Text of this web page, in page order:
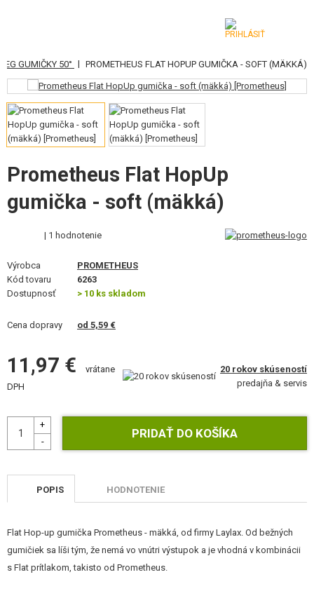
KATEGÓRIE
AIRSOFTOVÉ ZBRANE
VZDUCHOVÉ ZBRANE, PRAKY
GRANÁTOMETY, GRANÁTY
GULIČKY, PLYN
OKULIARE, MASKY
VÝSTROJ, UNIFORMY, PÚZDRA
VYSIELAČKY, HEADSETY, KAMERY
DOPLNKY K ZBRANIAM, POPRUHY
NÁHRADNÉ DIELY ZBRANÍ, UPGRADE
OUTDOOR A BUSHCRAFT
GUMIČKY 50° | PROMETHEUS FLAT HOPUP GUMIČKA - SOFT (MÄKKÁ)
Prometheus Flat HopUp
gumička - soft (mäkká)
| 1 hodnotenie
Výrobca
PROMETHEUS
Kód tovaru
6263
Dostupnosť
> 10 ks skladom
Cena dopravy od 5,59 €
11,97 €
vrátane
DPH
20 rokov skúseností
predajňa & servis
POPIS HODNOTENIE
Flat Hop-up gumička Prometheus - mäkká, od firmy Laylax. Od bežných
gumičiek sa líši tým, že nemá vo vnútri výstupok a je vhodná v kombinácii
s Flat prítlakom, takisto od Prometheus.